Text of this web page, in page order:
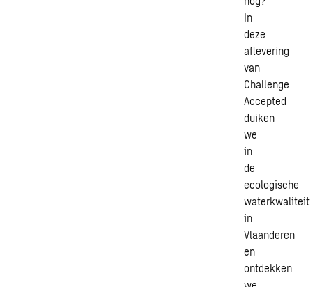
In
deze
aflevering
van
Challenge
Accepted
duiken
we
in
de
ecologische
waterkwaliteit
in
Vlaanderen
en
ontdekken